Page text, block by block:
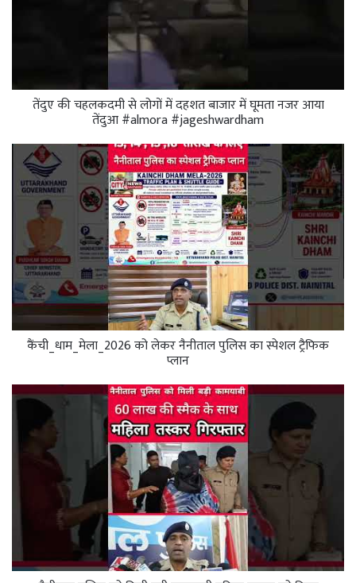
तेंदुए की चहलकदमी से लोगों में दहशत बाजार में घूमता नजर आया
तेंदुआ #almora #jageshwardham
कैंची_धाम_मेला_2026 को लेकर नैनीताल पुलिस का स्पेशल ट्रैफिक
प्लान